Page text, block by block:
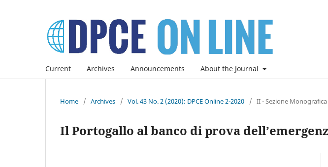
Current Archives Announcements About the Journal
Home / Archives / Vol. 43 No. 2 (2020): DPCE Online 2-2020 / II - Sezione Monografica
Il Portogallo al banco di prova